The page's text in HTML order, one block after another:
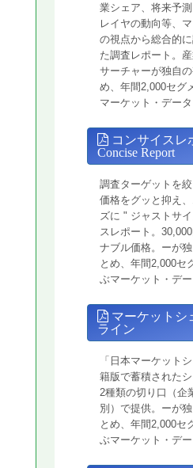
業シェア、将来予
レイヤの動向等、
の視点から総合的
た調査レポート。
サーチャーが独自
め、年間2,000セグ
マーケット・データ
コンサイスレ
Concise Report
調査ターゲットを
価格をグッと抑え
ズに " ジャストサ
スレポート。
ナブル価格。ーが
とめ、年間2,000セ
ぶマーケット・デー
マーケットシ
ライン
「日本マーケット
籍版で蓄積された
2種類の切り口（企
別）で提供。ーが
とめ、年間2,000セ
ぶマーケット・デー